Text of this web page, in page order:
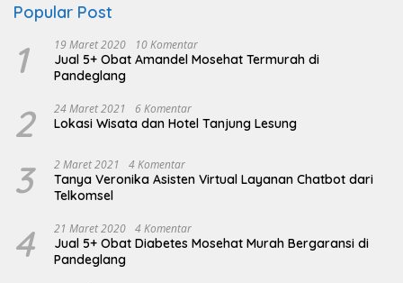
Popular Post
1 19 Maret 2020 10 Komentar
Jual 5+ Obat Amandel Mosehat Termurah di
Pandeglang
2 24 Maret 2021 6 Komentar
Lokasi Wisata dan Hotel Tanjung Lesung
3 2 Maret 2021 4 Komentar
Tanya Veronika Asisten Virtual Layanan Chatbot dari
Telkomsel
4 21 Maret 2020 4 Komentar
Jual 5+ Obat Diabetes Mosehat Murah Bergaransi di
Pandeglang